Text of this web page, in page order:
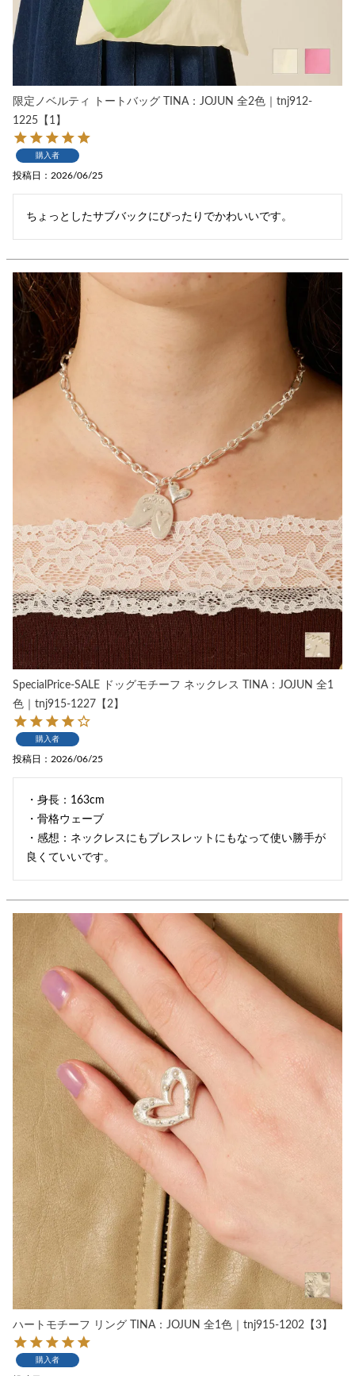
限定ノベルティ トートバッグ TINA：JOJUN 全2色｜tnj912-
1225【1】
購入者
投稿日 2026/06/25
ちょっとしたサブバックにぴったりでかわいいです。
SpecialPrice-SALE ドッグモチーフ ネックレス TINA：JOJUN 全1
色｜tnj915-1227【2】
購入者
投稿日 2026/06/25
・身長：163cm
・骨格ウェーブ
・感想：ネックレスにもブレスレットにもなって使い勝手が
ハートモチーフ リング TINA：JOJUN 全1色｜tnj915-1202【3】
購入者